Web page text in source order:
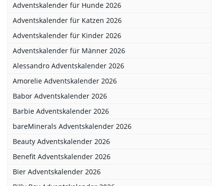
Adventskalender für Hunde 2026
Adventskalender für Katzen 2026
Adventskalender für Kinder 2026
Adventskalender für Männer 2026
Alessandro Adventskalender 2026
Amorelie Adventskalender 2026
Babor Adventskalender 2026
Barbie Adventskalender 2026
bareMinerals Adventskalender 2026
Beauty Adventskalender 2026
Benefit Adventskalender 2026
Bier Adventskalender 2026